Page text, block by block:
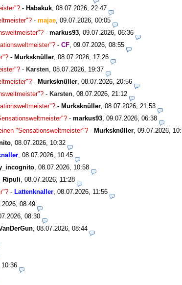
- Habakuk 08.07.2026, 22:47
- majae 09.07.2026, 00:05
- markus93 09.07.2026, 06:36
- CF 09.07.2026, 08:55
- Murksknüller 08.07.2026, 17:26
- Karsten 08.07.2026, 19:37
- Murksknüller 08.07.2026, 20:56
- Karsten 08.07.2026, 21:12
- Murksknüller 08.07.2026, 21:53
- markus93 09.07.2026, 06:38
"Sensationsweltmeister"? - Murksknüller 09.07.2026,
08.07.2026, 10:32
08.07.2026, 10:45
08.07.2026, 10:58
Ripuli 08.07.2026, 11:28
- Lattenknaller 08.07.2026, 11:56
08:49
08:30
08.07.2026, 08:44